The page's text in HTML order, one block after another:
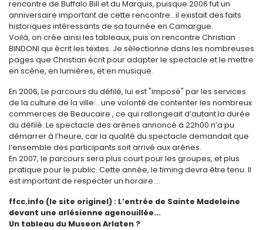
rencontre de Buffalo Bill et du Marquis, puisque 2006 fut un
anniversaire important de cette rencontre…il existait des faits
historiques intéressants de sa tournée en Camargue.
Voilà, on crée ainsi les tableaux, puis on rencontre Christian
BINDONI qui écrit les textes. Je sélectionne dans les nombreuses
pages que Christian écrit pour adapter le spectacle et le mettre
en scène, en lumières, et en musique.
En 2006, Le parcours du défilé, lui est "imposé" par les services
de la culture de la ville... une volonté de contenter les nombreux
commerces de Beaucaire , ce qui rallongeait d’autant la durée
du défilé. Le spectacle des arènes annoncé à 22h00 n’a pu
démarrer à l’heure, car la qualité du spectacle demandait que
l’ensemble des participants soit arrivé aux arènes.
En 2007, le parcours sera plus court pour les groupes, et plus
pratique pour le public. Cette année, le timing devra être tenu. Il
est important de respecter un horaire….
ffcc.info (le site originel) : L’entrée de Sainte Madeleine
devant une arlésienne agenouillée...
Un tableau du Museon Arlaten ?